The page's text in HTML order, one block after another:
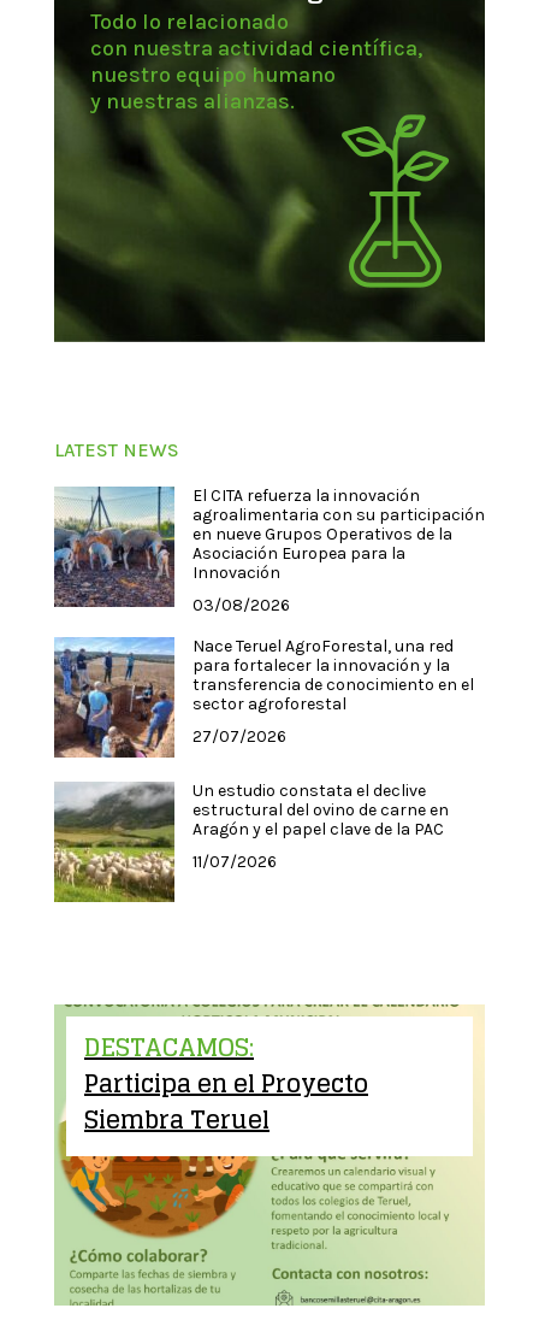
Todo lo relacionado
con nuestra actividad científica,
nuestro equipo humano
y nuestras alianzas.
LATEST NEWS
El CITA refuerza la innovación
agroalimentaria con su participación
en nueve Grupos Operativos de la
Asociación Europea para la
Innovación
03/08/2026
Nace Teruel AgroForestal, una red
para fortalecer la innovación y la
transferencia de conocimiento en el
sector agroforestal
27/07/2026
Un estudio constata el declive
estructural del ovino de carne en
Aragón y el papel clave de la PAC
11/07/2026
DESTACAMOS:
Participa en el Proyecto
Siembra Teruel